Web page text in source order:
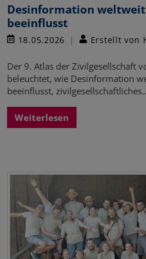
Desinformation
beeinflusst
18.05.2026 Erstellt von
Der 9. Atlas der Zivilgesellschaft
beleuchtet, wie Desinformation
beeinflusst,
Weiterlesen